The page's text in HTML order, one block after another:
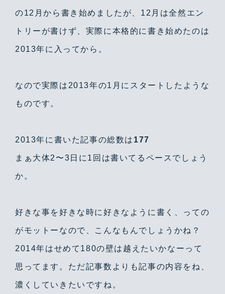
の12月から書き始めましたが、12月は全然エン
トリーが書けず、実際に本格的に書き始めたのは
2013年に入ってから。
なので実際は2013年の1月にスタートしたような
ものです。
2013年に書いた記事の総数は 177
まぁ大体2〜3日に1回は書いてるペースでしょう
か。
好きな事を好きな時に好きなように書く、っての
がモットーなので、こんなもんでしょうかね？
2014年はせめて180の壁は越えたいかなーって
思ってます。ただ記事数よりも記事の内容をね、
濃くしていきたいですね。